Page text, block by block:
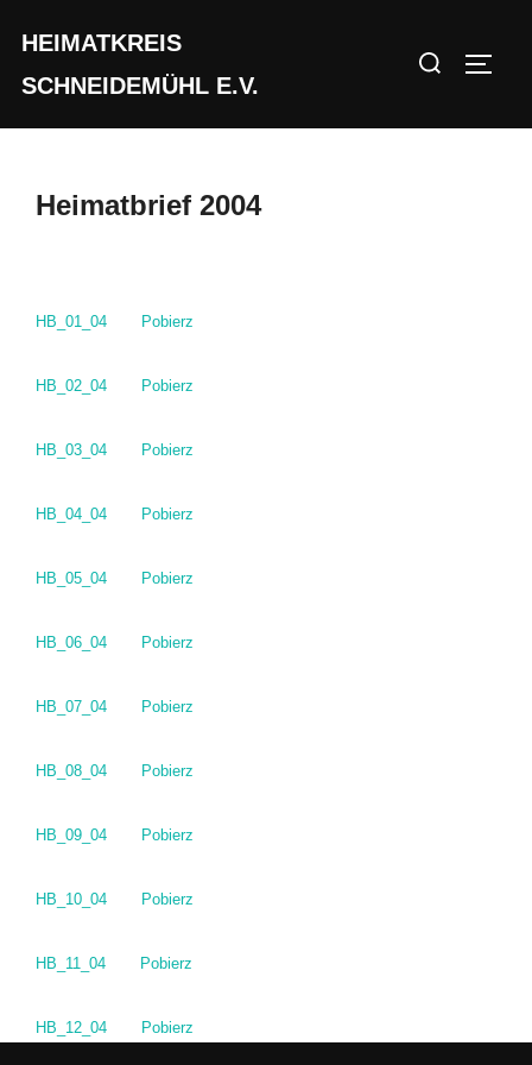
Inhalt
springen
HEIMATKREIS
SCHNEIDEMÜHL E.V.
Suchen
Heimatbrief 2004
HB_01_04 Pobierz
HB_02_04 Pobierz
HB_03_04 Pobierz
HB_04_04 Pobierz
HB_05_04 Pobierz
HB_06_04 Pobierz
HB_07_04 Pobierz
HB_08_04 Pobierz
HB_09_04 Pobierz
HB_10_04 Pobierz
HB_11_04 Pobierz
HB_12_04 Pobierz